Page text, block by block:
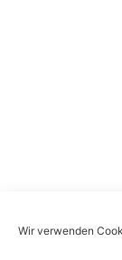
Wir verwenden